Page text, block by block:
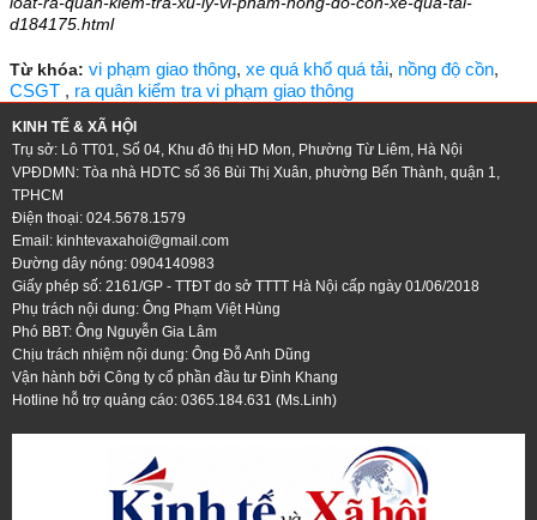
d184175.html
Từ khóa: vi phạm giao thông, xe quá khổ quá tải, nồng độ cồn,
CSGT , ra quân kiểm tra vi phạm giao thông
KINH TẾ & XÃ HỘI
Trụ sở: Lô TT01, Số 04, Khu đô thị HD Mon, Phường Từ Liêm, Hà Nội
VPĐDMN: Tòa nhà HDTC số 36 Bùi Thị Xuân, phường Bến Thành, quận 1,
TPHCM
Điện thoại: 024.5678.1579
Email: kinhtevaxahoi@gmail.com
Đường dây nóng: 0904140983
Giấy phép số: 2161/GP - TTĐT do sở TTTT Hà Nội cấp ngày 01/06/2018
Phụ trách nội dung: Ông Phạm Việt Hùng
Phó BBT: Ông Nguyễn Gia Lâm
Chịu trách nhiệm nội dung: Ông Đỗ Anh Dũng
Vận hành bởi Công ty cổ phần đầu tư Đình Khang
Hotline hỗ trợ quảng cáo: 0365.184.631 (Ms.Linh)